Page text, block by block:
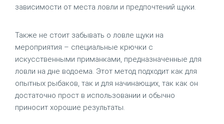
зависимости от места ловли и предпочтений щуки.
Также не стоит забывать о ловле щуки на
мероприятия – специальные крючки с
искусственными приманками, предназначенные для
ловли на дне водоема. Этот метод подходит как для
опытных рыбаков, так и для начинающих, так как он
достаточно прост в использовании и обычно
приносит хорошие результаты.